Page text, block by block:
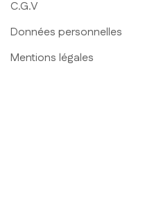
C.G.V
Données personnelles
Mentions légales